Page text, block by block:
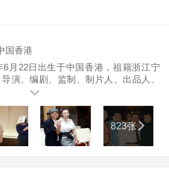
国香港
6月22日出生于中国香港，祖籍浙江宁
演、编剧、监制、制片人、出品人、
西南民族大学客座教授、中国人民大
女作《IQ成熟时》。1988年，将演艺
在电影《霹雳先锋》中首次担任男主
片《一本漫画闯天涯》确立其无厘头的
823张